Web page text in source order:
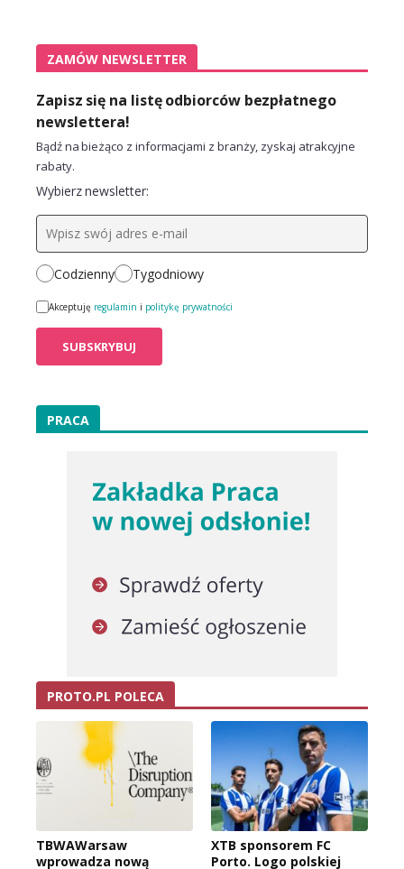
ZAMÓW NEWSLETTER
Zapisz się na listę odbiorców bezpłatnego
newslettera!
Bądź na bieżąco z informacjami z branży, zyskaj atrakcyjne
rabaty.
Wybierz newsletter:
Codzienny Tygodniowy
Akceptuję regulamin i politykę prywatności
PRACA
PROTO.PL POLECA
TBWAWarsaw
wprowadza nową
XTB sponsorem FC
Porto. Logo polskiej